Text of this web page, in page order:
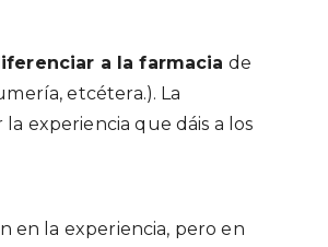
a la farmacia de
etcétera.). La
experiencia que dáis a los
en la experiencia, pero en